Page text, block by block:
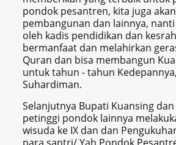
pondok pesantren, kita juga
pembangunan dan lainnya,
oleh kadis pendidikan dan
bermanfaat dan melahirkan
Quran dan bisa membangun
untuk tahun - tahun
Suhardiman.
Selanjutnya Bupati Kuansing
petinggi pondok lainnya
wisuda ke IX dan dan